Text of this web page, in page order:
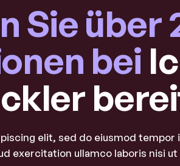
Sie über
bei
elit, sed do eiusmod tempor
exercitation ullamco laboris nisi